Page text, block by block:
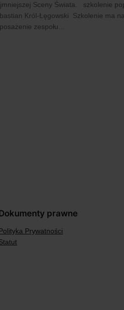
Sceny Świata. szkolenie
Król-Łęgowski Szkolenie ma
zespołu…
prawne
Prywatności